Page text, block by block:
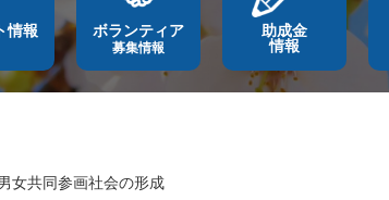
情報 ボランティア
募集情報
助成金
情報
女共同参画社会の形成